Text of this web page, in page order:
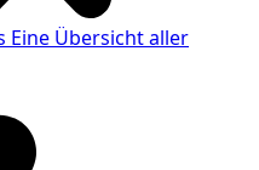
Eine Übersicht aller